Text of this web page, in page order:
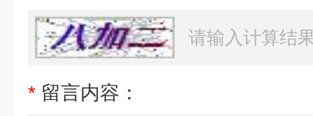
* 留言内容：